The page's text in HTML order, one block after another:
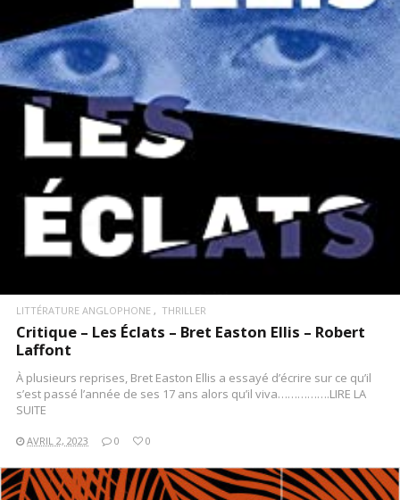
LIRE LA SUITE
LITTÉRATURE ANGLOPHONE THRILLER
Critique – Les Éclats – Bret Easton Ellis – Robert
Laffont
À plusieurs reprises, Bret Easton Ellis a essayé d’écrire sur ce qu’il
s’est passé l’année de ses 17 ans alors qu’il viva…………….LIRE LA
SUITE
AVRIL 2, 2023 0 0